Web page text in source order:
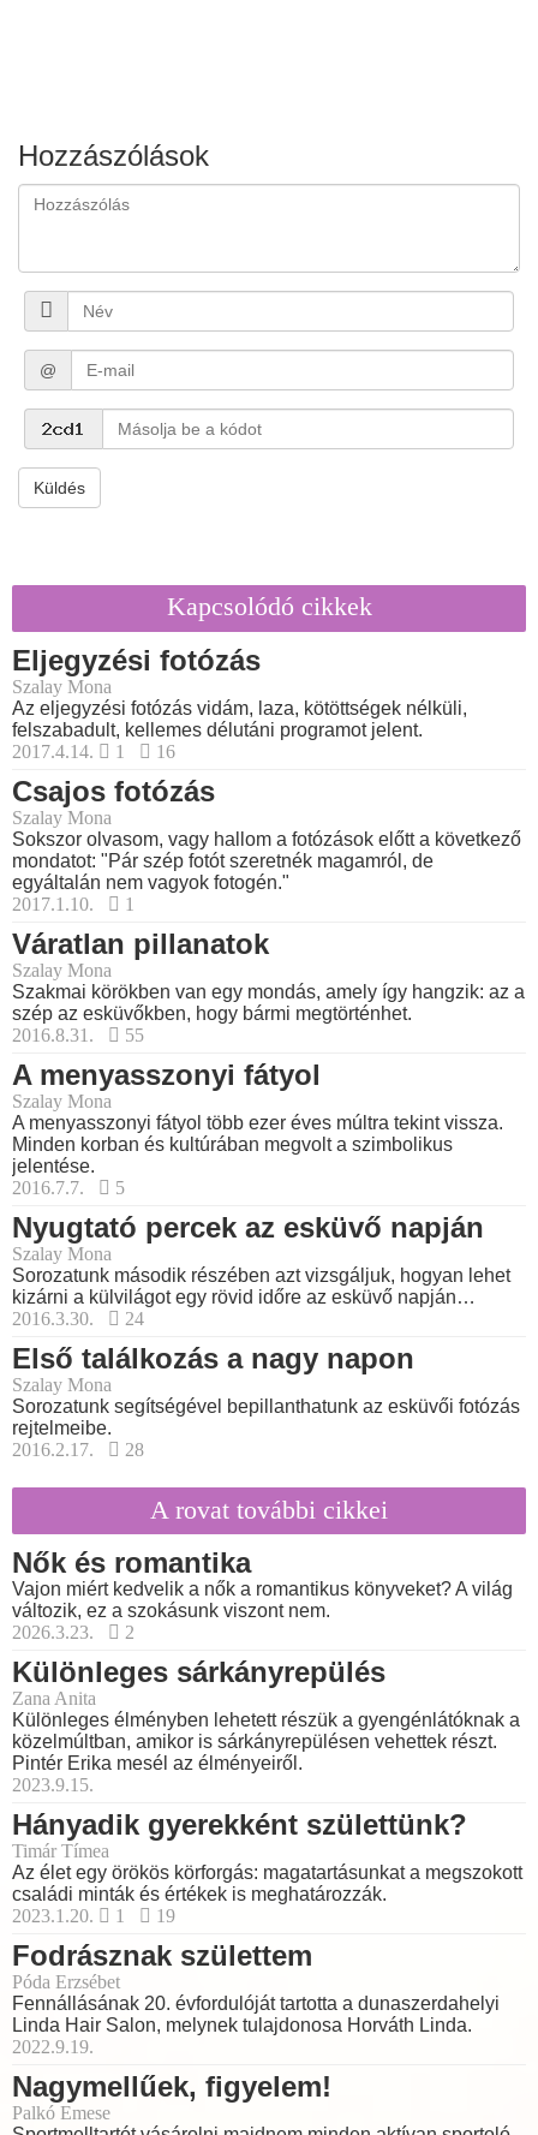
Hozzászólások
@
Küldés
Kapcsolódó cikkek
Eljegyzési fotózás
Szalay Mona
Az eljegyzési fotózás vidám, laza, kötöttségek nélküli,
felszabadult, kellemes délutáni programot jelent.
2017.4.14.
1 16
Csajos fotózás
Szalay Mona
Sokszor olvasom, vagy hallom a fotózások előtt a következő
mondatot: "Pár szép fotót szeretnék magamról, de
egyáltalán nem vagyok fotogén."
2017.1.10.
1
Váratlan pillanatok
Szalay Mona
Szakmai körökben van egy mondás, amely így hangzik: az a
szép az esküvőkben, hogy bármi megtörténhet.
2016.8.31.
55
A menyasszonyi fátyol
Szalay Mona
A menyasszonyi fátyol több ezer éves múltra tekint vissza.
Minden korban és kultúrában megvolt a szimbolikus
jelentése.
2016.7.7.
5
Nyugtató percek az esküvő napján
Szalay Mona
Sorozatunk második részében azt vizsgáljuk, hogyan lehet
kizárni a külvilágot egy rövid időre az esküvő napján…
2016.3.30.
24
Első találkozás a nagy napon
Szalay Mona
Sorozatunk segítségével bepillanthatunk az esküvői fotózás
rejtelmeibe.
2016.2.17.
28
A rovat további cikkei
Nők és romantika
Vajon miért kedvelik a nők a romantikus könyveket? A világ
változik, ez a szokásunk viszont nem.
2026.3.23.
2
Különleges sárkányrepülés
Zana Anita
Különleges élményben lehetett részük a gyengénlátóknak a
közelmúltban, amikor is sárkányrepülésen vehettek részt.
Pintér Erika mesél az élményeiről.
2023.9.15.
Hányadik gyerekként születtünk?
Timár Tímea
Az élet egy örökös körforgás: magatartásunkat a megszokott
családi minták és értékek is meghatározzák.
2023.1.20.
1 19
Fodrásznak születtem
Póda Erzsébet
Fennállásának 20. évfordulóját tartotta a dunaszerdahelyi
Linda Hair Salon, melynek tulajdonosa Horváth Linda.
2022.9.19.
Nagymellűek, figyelem!
Palkó Emese